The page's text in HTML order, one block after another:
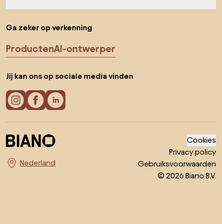
Ga zeker op verkenning
ProductenAI-ontwerper
Jij kan ons op sociale media vinden
Kies land
Cookies
Privacy policy
Gebruiksvoorwaarden
© 2026 Biano B.V.